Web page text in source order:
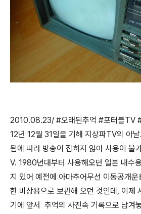
2010.08.23/ #오래된추억 #포터블TV
12년 12월 31일을 기해 지상파TV의 아
됨에 따라 방송이 잡히지 않아 사용이 불
V. 1980년대부터 사용해오던 일본 내수
지 있어 예전에 아마추어무선 이동공개
한 비상용으로 보관해 오던 것인데, 이제
기에 앞서 추억의 사진속 기록으로 남겨